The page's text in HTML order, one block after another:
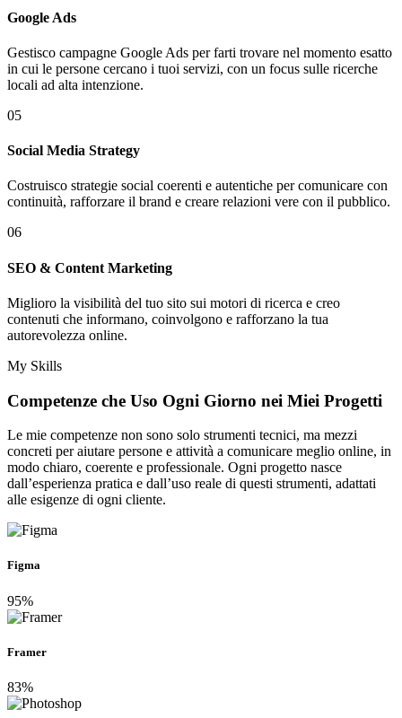
Google Ads
Gestisco campagne Google Ads per farti trovare nel momento esatto
in cui le persone cercano i tuoi servizi, con un focus sulle ricerche
locali ad alta intenzione.
05
Social Media Strategy
Costruisco strategie social coerenti e autentiche per comunicare con
continuità, rafforzare il brand e creare relazioni vere con il pubblico.
06
SEO & Content Marketing
Miglioro la visibilità del tuo sito sui motori di ricerca e creo
contenuti che informano, coinvolgono e rafforzano la tua
autorevolezza online.
My Skills
Competenze che Uso Ogni Giorno nei Miei Progetti
Le mie competenze non sono solo strumenti tecnici, ma mezzi
concreti per aiutare persone e attività a comunicare meglio online, in
modo chiaro, coerente e professionale. Ogni progetto nasce
dall’esperienza pratica e dall’uso reale di questi strumenti, adattati
alle esigenze di ogni cliente.
Figma
95%
Framer
83%